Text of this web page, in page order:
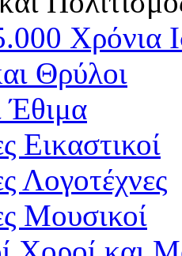
Χρόνια
Θρύλοι
Εικαστικοί
Λογοτέχνες
Μουσικοί